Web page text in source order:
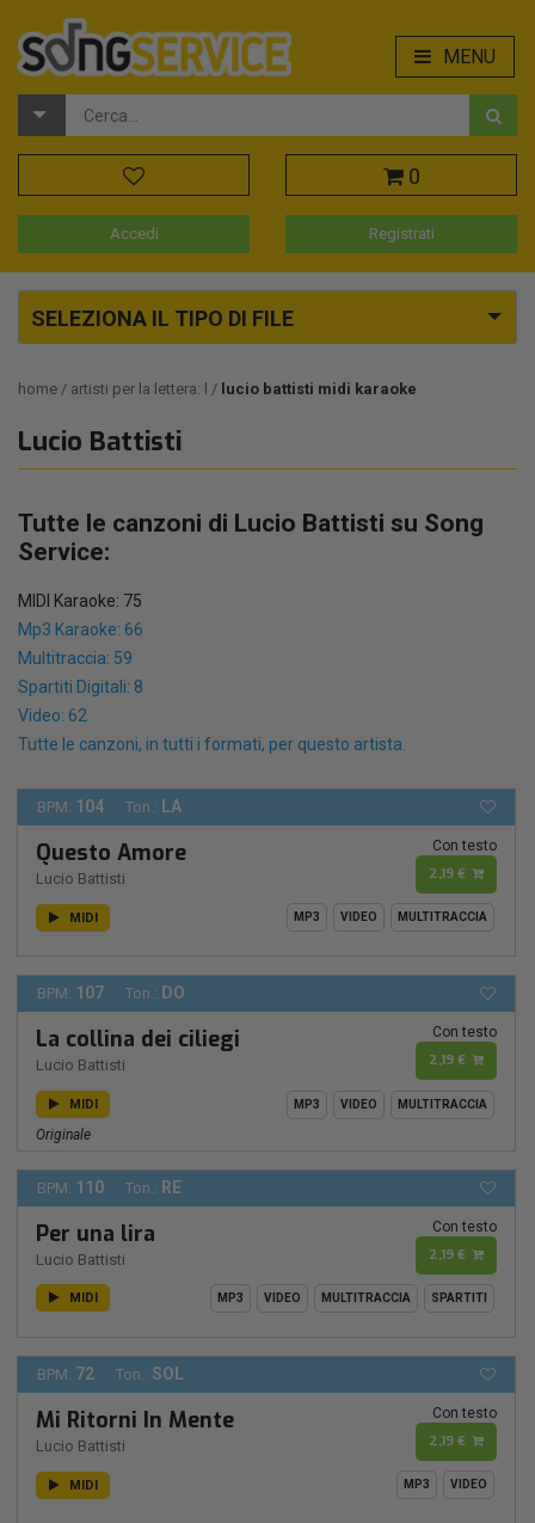
MENU
0
Accedi Registrati
SELEZIONA IL TIPO DI FILE
home artisti per la lettera: l lucio battisti midi karaoke
Lucio Battisti
Tutte le canzoni di Lucio Battisti su Song
Service:
MIDI Karaoke: 75
Mp3 Karaoke: 66
Multitraccia: 59
Spartiti Digitali: 8
Video: 62
Tutte le canzoni, in tutti i formati, per questo artista.
BPM: 104 Ton.: LA
Questo Amore
Lucio Battisti
Con testo
2,19 €
MIDI MP3 VIDEO MULTITRACCIA
BPM: 107 Ton.: DO
La collina dei ciliegi
Lucio Battisti
Con testo
2,19 €
MIDI MP3 VIDEO MULTITRACCIA
Originale
BPM: 110 Ton.: RE
Per una lira
Lucio Battisti
Con testo
2,19 €
MIDI MP3 VIDEO MULTITRACCIA SPARTITI
BPM: 72 Ton.: SOL
Mi Ritorni In Mente
Lucio Battisti
Con testo
2,19 €
MIDI MP3 VIDEO